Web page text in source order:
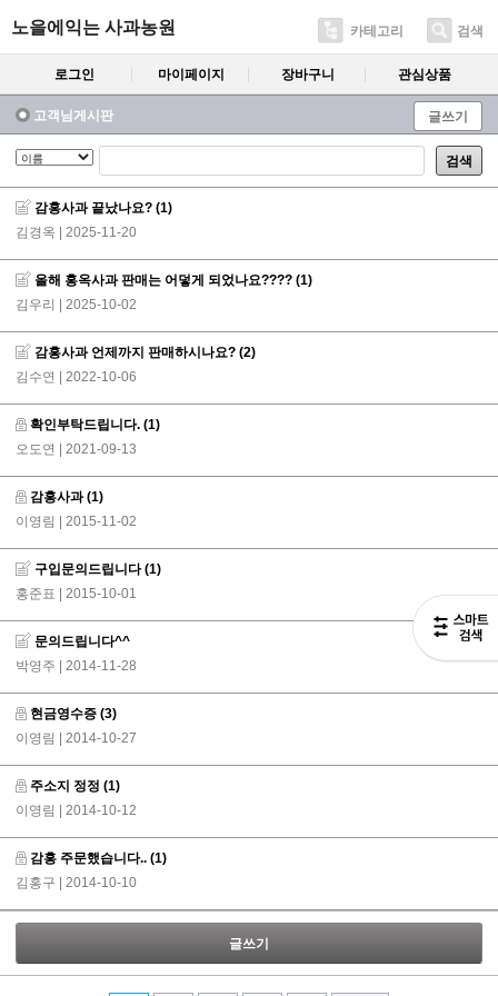
노을에익는 사과농원 카테고리 검색
로그인 마이페이지 장바구니 관심상품
고객님게시판 글쓰기
검색
감홍사과 끝났나요? (1)
김경옥 | 2025-11-20
올해 홍옥사과 판매는 어덯게 되었나요???? (1)
김우리 | 2025-10-02
감홍사과 언제까지 판매하시나요? (2)
김수연 | 2022-10-06
확인부탁드립니다. (1)
오도연 | 2021-09-13
감홍사과(1)
이영림 | 2015-11-02
구입문의드립니다(1)
홍준표 | 2015-10-01
문의드립니다^^
박영주 | 2014-11-28
현금영수증 (3)
이영림 | 2014-10-27
주소지 정정 (1)
이영림 | 2014-10-12
감홍 주문했습니다.. (1)
김홍구 | 2014-10-10
글쓰기